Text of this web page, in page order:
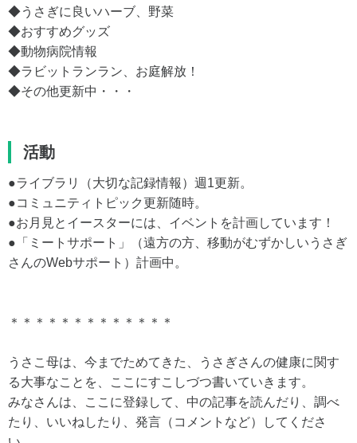
◆うさぎに良いハーブ、野菜
◆おすすめグッズ
◆動物病院情報
◆ラビットランラン、お庭解放！
◆その他更新中・・・
活動
●ライブラリ（大切な記録情報）週1更新。
●コミュニティトピック更新随時。
●お月見とイースターには、イベントを計画しています！
●「ミートサポート」（遠方の方、移動がむずかしいうさぎ
さんのWebサポート）計画中。
＊＊＊＊＊＊＊＊＊＊＊＊＊
うさこ母は、今までためてきた、うさぎさんの健康に関す
る大事なことを、ここにすこしづつ書いていきます。
みなさんは、ここに登録して、中の記事を読んだり、調べ
たり、いいねしたり、発言（コメントなど）してくださ